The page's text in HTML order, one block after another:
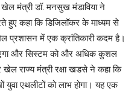
मंत्री डॉ. मनसुख मंडाविया ने
हुए कहा कि डिजिलॉकर के माध्यम से
प्रशासन में एक क्रांतिकारी कदम है।
और सिस्टम को और अधिक कुशल
खेल राज्य मंत्री रक्षा खडसे ने कहा कि
युवा एथलीटों को लाभ होगा। यह एक